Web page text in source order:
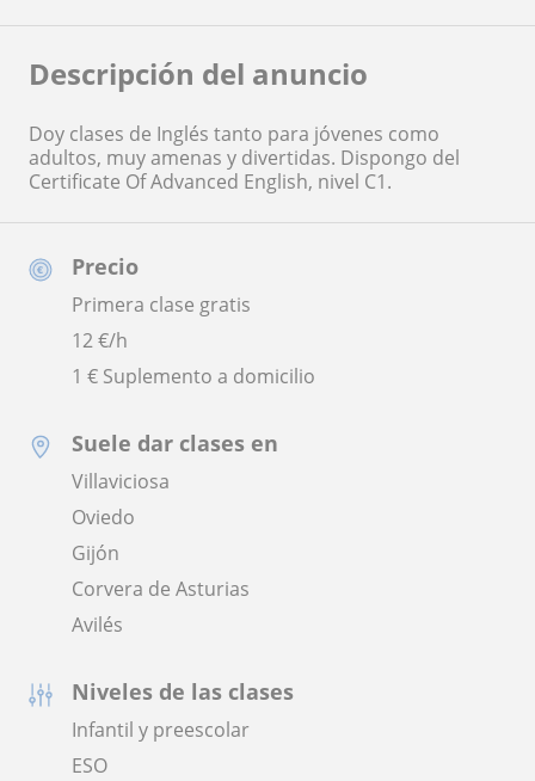
Precio
Primera clase gratis
12€/h
1 € Suplemento a domicilio
Suele dar clases en
Villaviciosa
Oviedo
Gijón
Corvera de Asturias
Avilés
Niveles de las clases
Infantil y preescolar
ESO
Descripción del anuncio
Doy clases de Inglés tanto para jóvenes como
adultos, muy amenas y divertidas. Dispongo del
Certificate Of Advanced English, nivel C1.